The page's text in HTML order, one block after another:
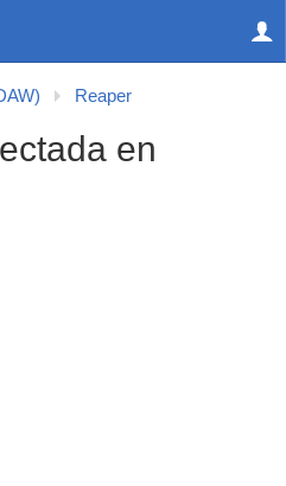
Reaper
en